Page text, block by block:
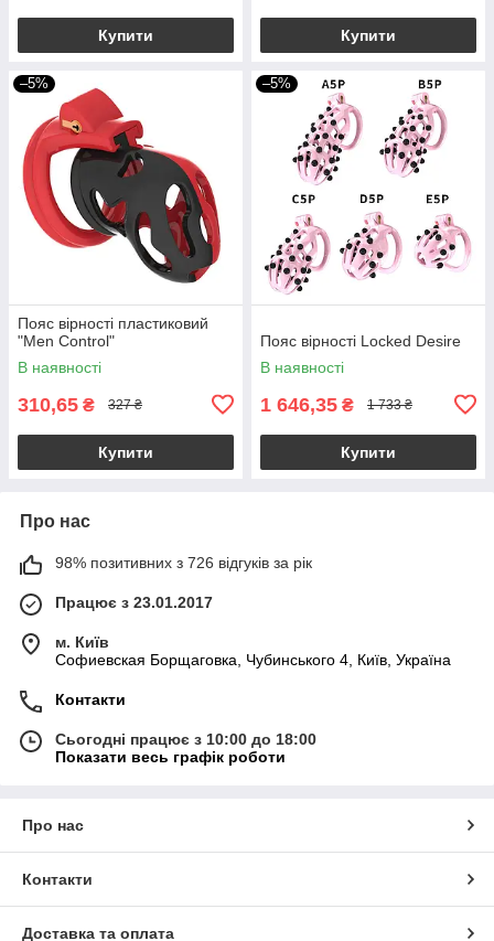
Купити Купити
–5%
Пояс вірності пластиковий
"Men Control"
В наявності
310,65 ₴ 327 ₴
Купити
–5%
Пояс вірності Locked Desire
В наявності
1 646,35 ₴ 1 733 ₴
Купити
Про нас
98% позитивних з 726 відгуків за рік
Працює з 23.01.2017
м. Київ
Софиевская Борщаговка, Чубинського 4, Київ, Україна
Контакти
Сьогодні працює з 10:00 до 18:00
Показати весь графік роботи
Про нас
Контакти
Доставка та оплата